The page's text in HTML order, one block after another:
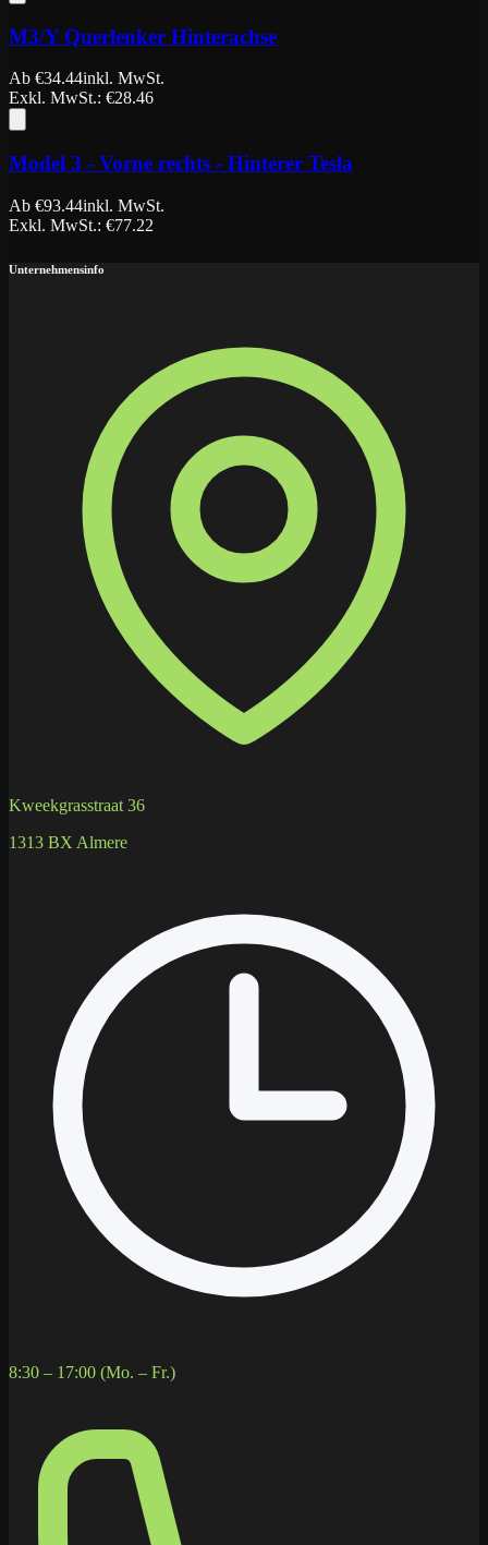
M3/Y Querlenker Hinterachse
Ab €34.44inkl. MwSt.
Exkl. MwSt.: €28.46
Model 3 - Vorne rechts - Hinterer Tesla
Ab €93.44inkl. MwSt.
Exkl. MwSt.: €77.22
Unternehmensinfo
Kweekgrasstraat 36
1313 BX Almere
8:30 – 17:00 (Mo. – Fr.)